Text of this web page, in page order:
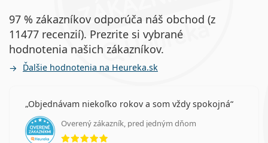
97 % zákazníkov odporúča náš obchod (z
11477 recenzií). Prezrite si vybrané
hodnotenia našich zákazníkov.
Ďalšie hodnotenia na Heureka.sk
Objednávam niekoľko rokov a som vždy spokojná
Overený zákazník, pred jedným dňom
hodnotenie 5 z 5